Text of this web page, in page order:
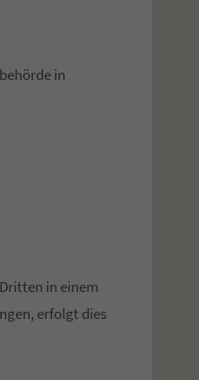
in
in einem
erfolgt dies